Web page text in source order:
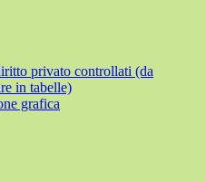
privato controllati (da
in tabelle)
grafica